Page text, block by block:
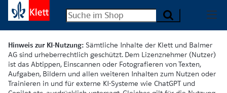
Hinweis zur KI-Nutzung: Sämtliche Inhalte der Klett und Balmer
AG sind urheberrechtlich geschützt. Dem Lizenznehmer (Nutzer)
ist das Abtippen, Einscannen oder Fotografieren von Texten,
Aufgaben, Bildern und allen weiteren Inhalten zum Nutzen oder
Trainieren in und für externe KI-Systeme wie ChatGPT und